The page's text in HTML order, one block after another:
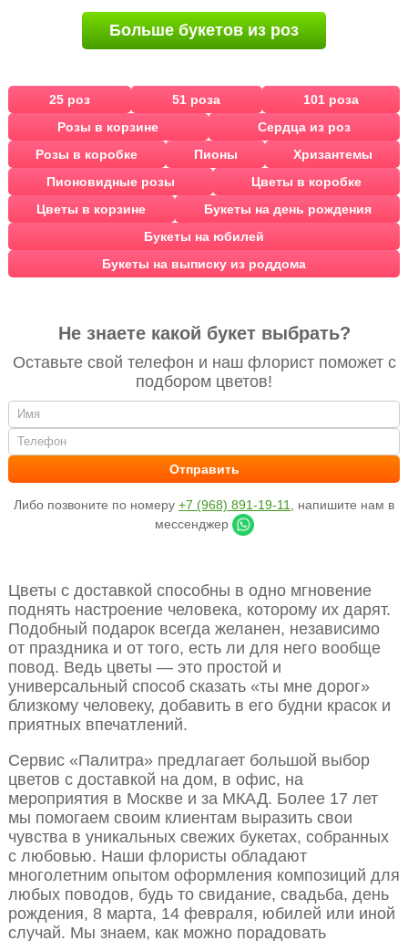
Больше букетов из роз
25 роз 51 роза
101 роза
Розы в корзине
Сердца из роз
Розы в коробке
Пионы
Хризантемы
Пионовидные розы
Цветы в коробке
Цветы в корзине
Букеты на день рождения
Букеты на юбилей
Букеты на выписку из роддома
Не знаете какой букет выбрать?
Оставьте свой телефон и наш флорист поможет с
подбором цветов!
Либо позвоните по номеру +7 (968) 891-19-11
, напишите нам в
мессенджер
Цветы с доставкой способны в одно мгновение
поднять настроение человека, которому их дарят.
Подобный подарок всегда желанен, независимо
от праздника и от того, есть ли для него вообще
повод. Ведь цветы — это простой и
универсальный способ сказать «ты мне дорог»
близкому человеку, добавить в его будни красок и
приятных впечатлений.
Сервис «Палитра» предлагает большой выбор
цветов с доставкой на дом, в офис, на
мероприятия в Москве и за МКАД. Более 17 лет
мы помогаем своим клиентам выразить свои
чувства в уникальных свежих букетах, собранных
с любовью. Наши флористы обладают
многолетним опытом оформления композиций для
любых поводов, будь то свидание, свадьба, день
рождения, 8 марта, 14 февраля, юбилей или иной
случай. Мы знаем, как можно порадовать